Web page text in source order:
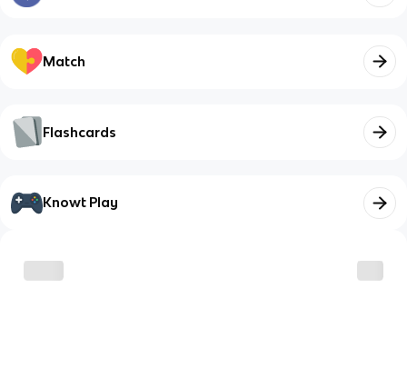
Match
Flashcards
Knowt Play